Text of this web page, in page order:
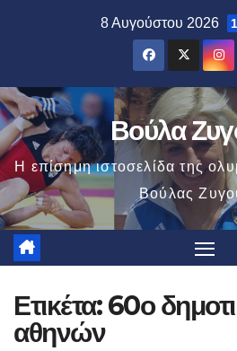
8 Αυγούστου 2026
Βούλα
Η επίσημη ιστοσελίδα της
Βούλας
Ετικέτα:60ο
αθηνών